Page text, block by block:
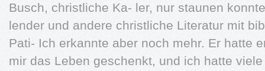
Busch, christliche Ka- ler, nur staunen
lender und andere christliche Literatur mit
Pati- Ich erkannte aber noch mehr. Er hatte
mir das Leben geschenkt, und ich hatte